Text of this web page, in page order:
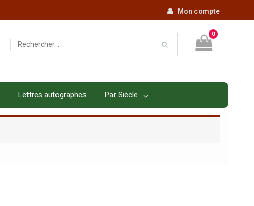
Mon compte
0
Lettres autographes Par Siècle